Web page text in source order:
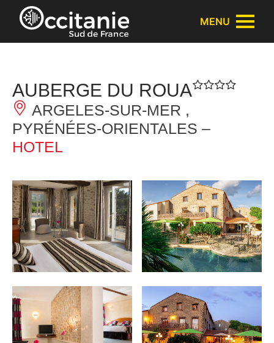
Cookies management panel
MENU
AUBERGE DU ROUA
ARGELES-SUR-MER ,
PYRÉNÉES-ORIENTALES –
HOTEL